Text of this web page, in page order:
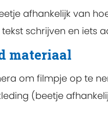
afhankelijk van
schrijven en iets
materiaal
om filmpje op te
(beetje